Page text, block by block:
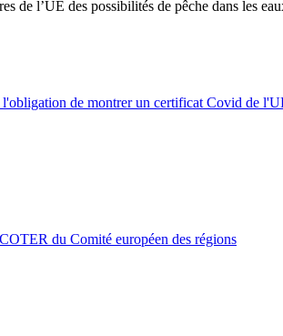
de l’UE des possibilités de pêche dans les
l'obligation de montrer un certificat Covid de
du Comité européen des régions